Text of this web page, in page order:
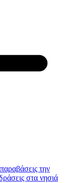
την
στα νησιά